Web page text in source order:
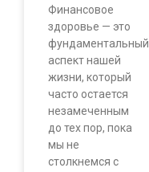
Финансовое
здоровье — это
фундаментальный
аспект нашей
жизни, который
часто остается
незамеченным
до тех пор, пока
мы не
столкнемся с